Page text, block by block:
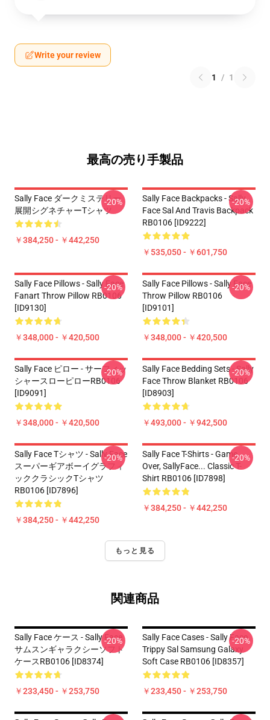
Write your review
1 / 1
最高の売り手製品
Sally Face ダークミステリー
展開シグネチャーTシャツ
￥384,250 - ￥442,250
-20%
Sally Face Backpacks - Sally
Face Sal And Travis Backpack
RB0106 [ID9222]
￥535,050 - ￥601,750
-20%
Sally Face Pillows - Sally Face
Fanart Throw Pillow RB0106
[ID9130]
￥348,000 - ￥420,500
-20%
Sally Face Pillows - Sally Face
Throw Pillow RB0106
[ID9101]
￥348,000 - ￥420,500
-20%
Sally Face ピロー - サーフィッ
シャースローピローRB0106
[ID9091]
￥348,000 - ￥420,500
-20%
Sally Face Bedding Sets - Sally
Face Throw Blanket RB0106
[ID8903]
￥493,000 - ￥942,500
-20%
Sally Face Tシャツ - Sally Face
スーパーギアボーイグラフィ
ッククラシックTシャツ
RB0106 [ID7896]
￥384,250 - ￥442,250
-20%
Sally Face T-Shirts - Game
Over, SallyFace... Classic T-
Shirt RB0106 [ID7898]
￥384,250 - ￥442,250
-20%
もっと見る
関連商品
Sally Face ケース - Sally Face
サムスンギャラクシーソフト
ケースRB0106 [ID8374]
￥233,450 - ￥253,750
-20%
Sally Face Cases - Sally Face
Trippy Sal Samsung Galaxy
Soft Case RB0106 [ID8357]
￥233,450 - ￥253,750
-20%